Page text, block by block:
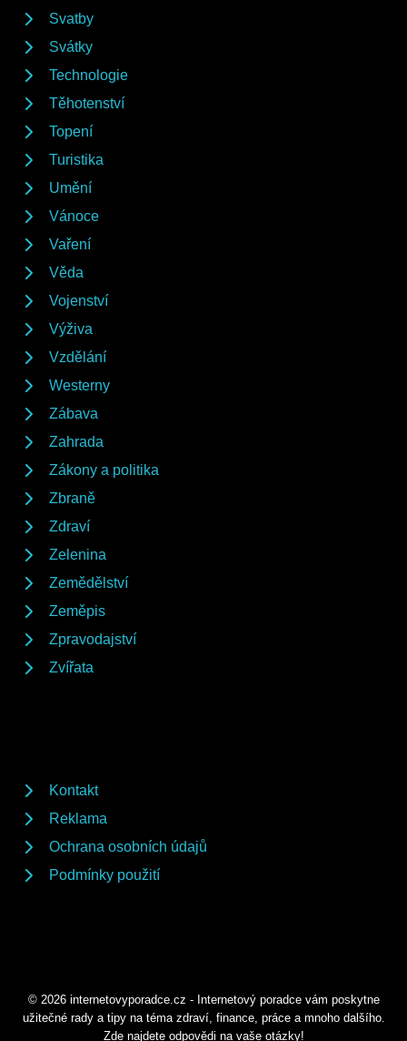
Svatby
Svátky
Technologie
Těhotenství
Topení
Turistika
Umění
Vánoce
Vaření
Věda
Vojenství
Výživa
Vzdělání
Westerny
Zábava
Zahrada
Zákony a politika
Zbraně
Zdraví
Zelenina
Zemědělství
Zeměpis
Zpravodajství
Zvířata
Kontakt
Reklama
Ochrana osobních údajů
Podmínky použití
© 2026 internetovyporadce.cz - Internetový poradce vám poskytne
užitečné rady a tipy na téma zdraví, finance, práce a mnoho dalšího.
Zde najdete odpovědi na vaše otázky!